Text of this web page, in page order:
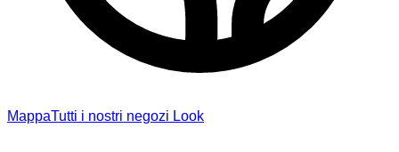
MappaTutti i nostri negozi Look